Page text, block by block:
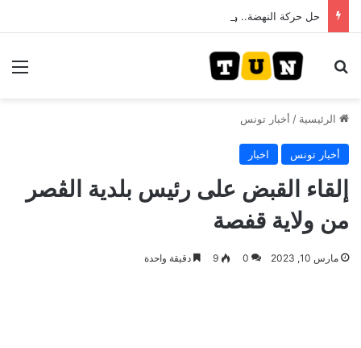
بحث عن
الرئيسية / أخبار تونس
أخبار تونس اخبار
إلقاء القبض على رئيس بلدية الڨصر
من ولاية قفصة
مارس 10, 2023 0
9 دقيقة واحدة